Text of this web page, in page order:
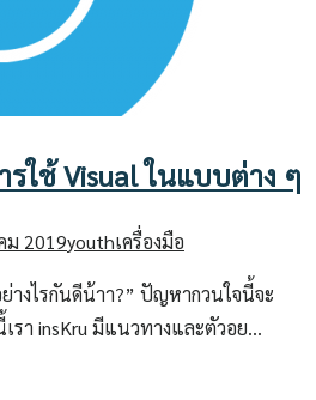
ใช้ Visual ในแบบต่าง ๆ
ม 2019youthเครื่องมือ
างไรกันดีน้าา?” ปัญหากวนใจนี้จะ
รา insKru มีแนวทางและตัวอย…